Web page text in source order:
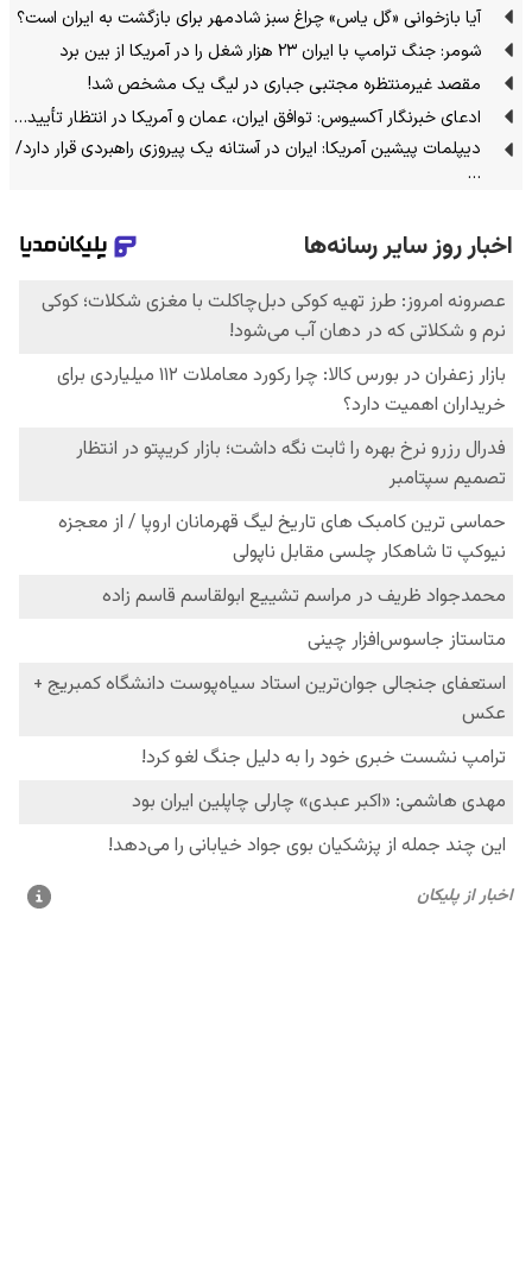
آیا بازخوانی «گل یاس» چراغ سبز شادمهر برای بازگشت به ایران است؟
شومر: جنگ ترامپ با ایران ۲۳ هزار شغل را در آمریکا از بین برد
مقصد غیرمنتظره مجتبی جباری در لیگ یک مشخص شد!
ادعای خبرنگار آکسیوس: توافق ایران، عمان و آمریکا در انتظار تأیید…
دیپلمات پیشین آمریکا: ایران در آستانه یک پیروزی راهبردی قرار دارد/
…